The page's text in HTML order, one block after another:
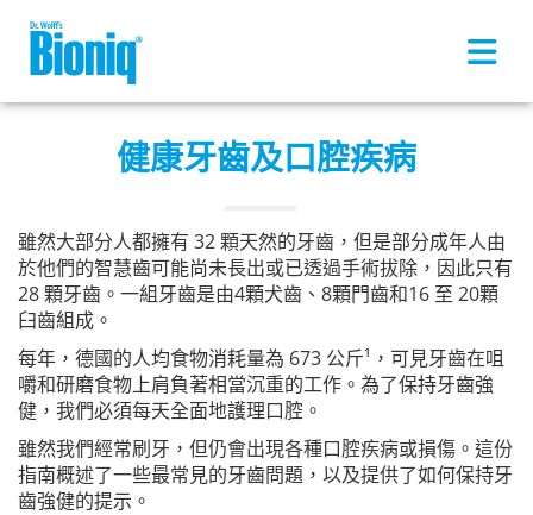
健康牙齒及口腔疾病
雖然大部分人都擁有 32 顆天然的牙齒，但是部分成年人由
於他們的智慧齒可能尚未長出或已透過手術拔除，因此只有
28 顆牙齒。一組牙齒是由4顆犬齒、8顆門齒和16 至 20顆
臼齒組成。
每年，德國的人均食物消耗量為 673 公斤¹，可見牙齒在咀
嚼和研磨食物上肩負著相當沉重的工作。為了保持牙齒強
健，我們必須每天全面地護理口腔。
雖然我們經常刷牙，但仍會出現各種口腔疾病或損傷。這份
指南概述了一些最常見的牙齒問題，以及提供了如何保持牙
齒強健的提示。